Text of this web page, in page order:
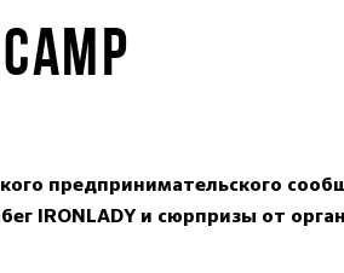
предпринимательского
IRONLADY и сюрпризы от